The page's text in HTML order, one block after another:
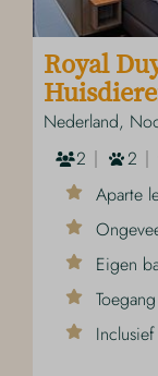
Royal
Nederland,
2
2
Aparte
Eigen